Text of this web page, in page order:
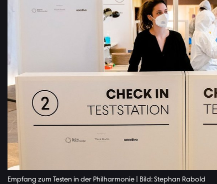
Empfang zum Testen in der Philharmonie | Bild: Stephan Rabold